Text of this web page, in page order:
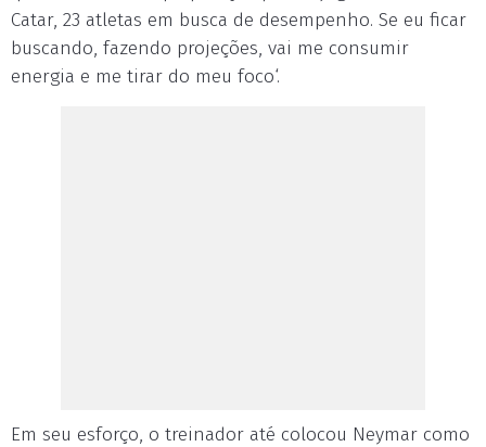
Catar, 23 atletas em busca de desempenho. Se eu ficar
buscando, fazendo projeções, vai me consumir
energia e me tirar do meu foco‘.
Em seu esforço, o treinador até colocou Neymar como